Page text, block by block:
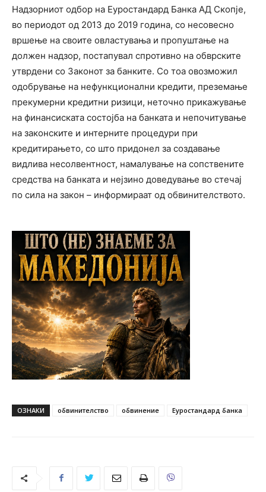
Надзорниот одбор на Еуростандард Банка АД Скопје,
во периодот од 2013 до 2019 година, со несовесно
вршење на своите овластувања и пропуштање на
должен надзор, постапувал спротивно на обврските
утврдени со Законот за банките. Со тоа овозможил
одобрување на нефункционални кредити, преземање
прекумерни кредитни ризици, неточно прикажување
на финансиската состојба на банката и непочитување
на законските и интерните процедури при
кредитирањето, со што придонел за создавање
видлива несолвентност, намалување на сопствените
средства на банката и нејзино доведување во стечај
по сила на закон – информираат од обвинителството.
ОЗНАКИ обвинителство обвинение Еуростандард банка